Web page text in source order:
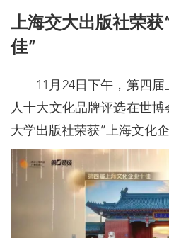
上海交大出版社荣获
佳”
11月24日下午，第四届
人十大文化品牌评选在世
大学出版社荣获“上海文化